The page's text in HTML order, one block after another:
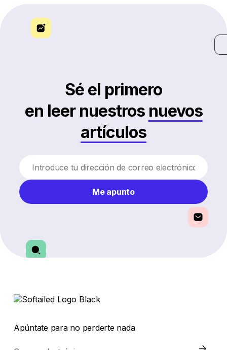
Sé el primero
en leer nuestros nuevos
artículos
Me apunto
Apúntate para no perderte nada